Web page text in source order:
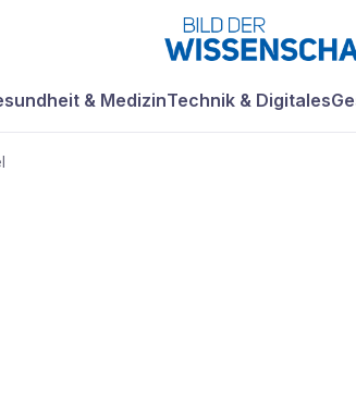
& MedizinTechnik & Digitales